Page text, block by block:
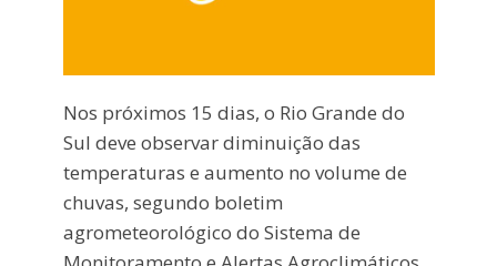
Nos próximos 15 dias, o Rio Grande do
Sul deve observar diminuição das
temperaturas e aumento no volume de
chuvas, segundo boletim
agrometeorológico do Sistema de